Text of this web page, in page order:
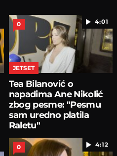
4:01
0
JETSET
Tea Bilanović o
napadima Ane Nikolić
zbog pesme: "Pesmu
sam uredno platila
Raletu"
4:12
0